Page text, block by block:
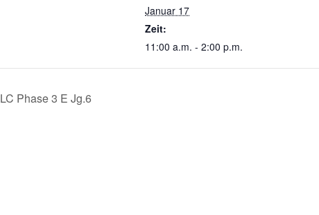
Januar 17
Zeit:
11:00 a.m. - 2:00 p.m.
LC Phase 3 E Jg.6